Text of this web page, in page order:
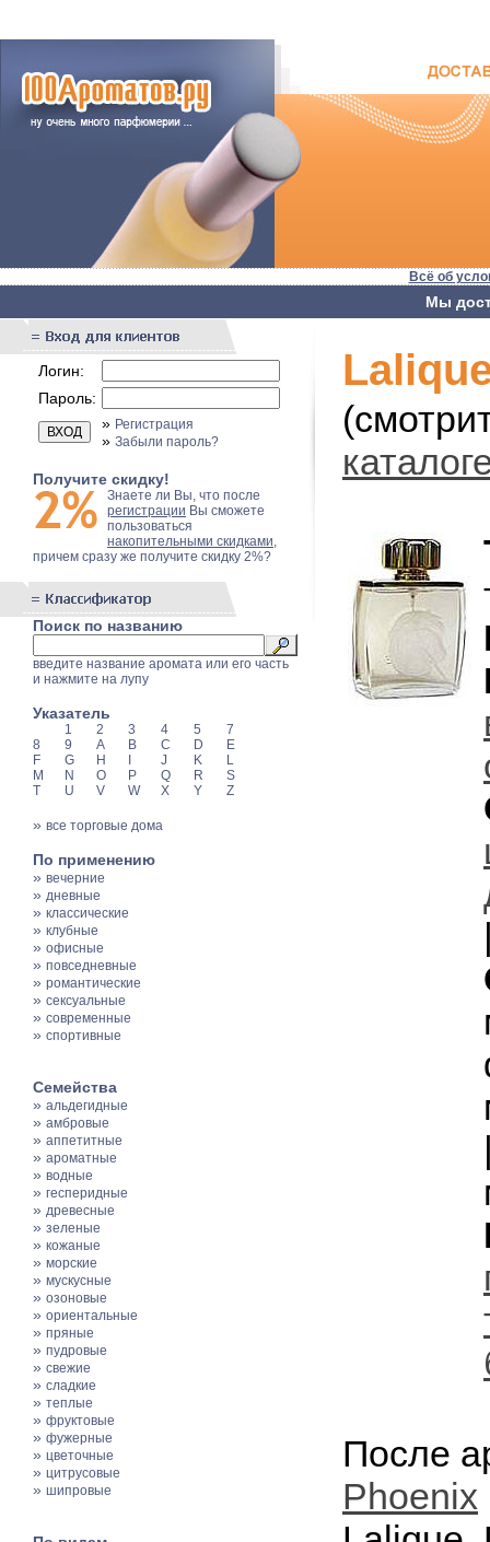
Всё об
Мы
Логин:
Пароль:
» Регистрация
» Забыли пароль?
Получите скидку!
Знаете ли Вы, что после
регистрации Вы сможете
пользоваться
накопительными скидками,
причем сразу же получите скидку 2%?
Поиск по названию
введите название аромата или его часть
и нажмите на лупу
Указатель
1 2 3 4 5
7
8
9 A B C D
E
F
G H J K
L
M
N O P Q R
S
T
U V W X Y Z
» все торговые дома
По применению
» вечерние
» дневные
» классические
» клубные
» офисные
» повседневные
» романтические
» сексуальные
» современные
» спортивные
Семейства
» альдегидные
» амбровые
» аппетитные
» ароматные
» водные
» гесперидные
» древесные
» зеленые
» кожаные
» морские
» мускусные
» озоновые
» ориентальные
» пряные
» пудровые
» свежие
» сладкие
» теплые
» фруктовые
» фужерные
» цветочные
» цитрусовые
» шипровые
После
Phoenix